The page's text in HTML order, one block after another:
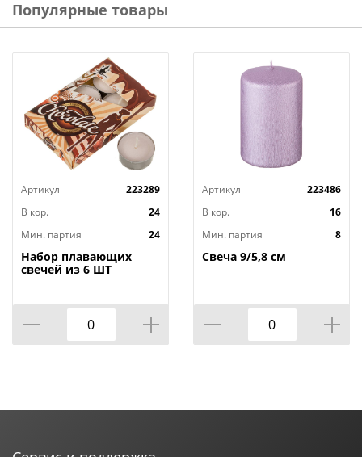
растяжки, а также свечи в торт по самым низким
нужно именно Вам.
Популярные товары
Артикул
223289
В кор.
24
Мин. партия
24
Набор плавающих
свечей из 6 ШТ
Артикул
223486
В кор.
16
Мин. партия
8
Свеча 9/5,8 см